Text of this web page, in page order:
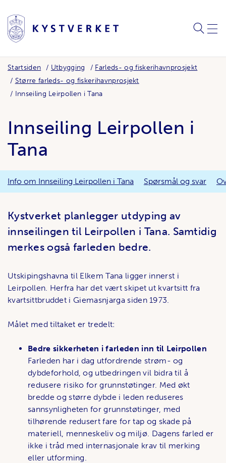
SØK
Startsiden Utbygging
Farleds- og fiskerihavnprosjekt
Større farleds- og fiskerihavnprosjekt
Innseiling Leirpollen i Tana
Innseiling Leirpollen i
Tana
Info om Innseiling Leirpollen i Tana Spørsmål og svar
Kystverket planlegger utdyping av
innseilingen til Leirpollen i Tana. Samtidig
merkes også farleden bedre.
Utskipingshavna til Elkem Tana ligger innerst i
Leirpollen. Herfra har det vært skipet ut kvartsitt fra
kvartsittbruddet i Giemasnjarga siden 1973.
Målet med tiltaket er tredelt:
Bedre sikkerheten i farleden inn til Leirpollen
Farleden har i dag utfordrende strøm- og
dybdeforhold, og utbedringen vil bidra til å
redusere risiko for grunnstøtinger. Med økt
bredde og større dybde i leden reduseres
sannsynligheten for grunnstøtinger, med
tilhørende redusert fare for tap og skade på
materiell, menneskeliv og miljø. Dagens farled er
ikke i tråd med internasjonale krav til merking
eller utforming.